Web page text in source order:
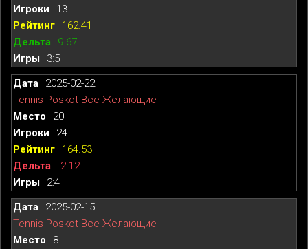
13
162.41
9.67
3:5
2025-02-22
Tennis Poskot Все Желающие
20
24
164.53
-2.12
2:4
2025-02-15
Tennis Poskot Все Желающие
8